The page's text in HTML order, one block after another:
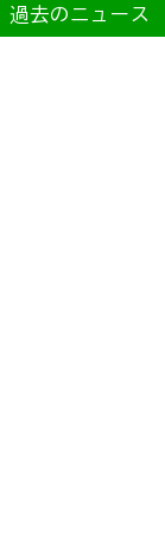
過去のニュース